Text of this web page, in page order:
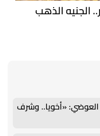
الجنيه الذهب
«أخويا.. وشرف